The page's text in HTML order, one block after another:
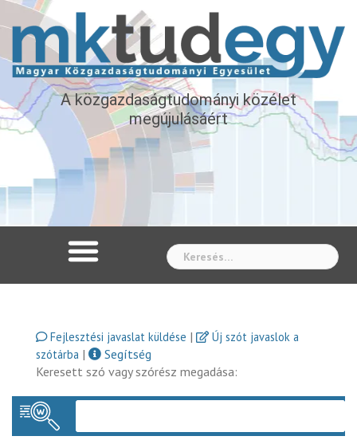
A közgazdaságtudományi közélet
megújulásáért
Fejlesztési javaslat küldése |
Új szót javaslok a
szótárba |
Segítség
Keresett szó vagy szórész megadása: